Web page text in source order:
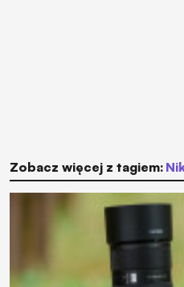
Zobacz więcej z tagiem: